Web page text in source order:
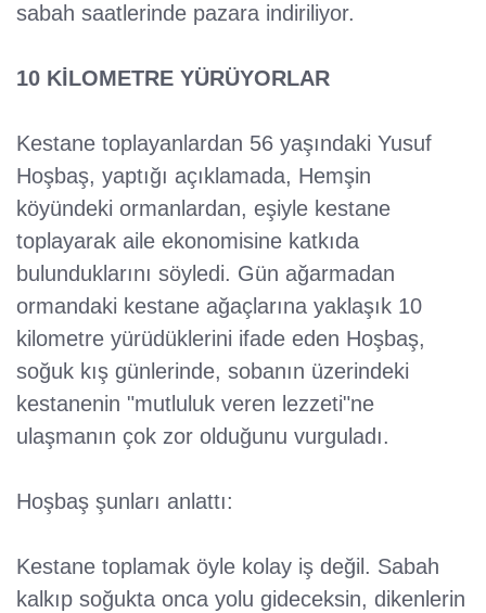
sabah saatlerinde pazara indiriliyor.
10 KİLOMETRE YÜRÜYORLAR
Kestane toplayanlardan 56 yaşındaki Yusuf
Hoşbaş, yaptığı açıklamada, Hemşin
köyündeki ormanlardan, eşiyle kestane
toplayarak aile ekonomisine katkıda
bulunduklarını söyledi. Gün ağarmadan
ormandaki kestane ağaçlarına yaklaşık 10
kilometre yürüdüklerini ifade eden Hoşbaş,
soğuk kış günlerinde, sobanın üzerindeki
kestanenin "mutluluk veren lezzeti"ne
ulaşmanın çok zor olduğunu vurguladı.
Hoşbaş şunları anlattı:
Kestane toplamak öyle kolay iş değil. Sabah
kalkıp soğukta onca yolu gideceksin, dikenlerin